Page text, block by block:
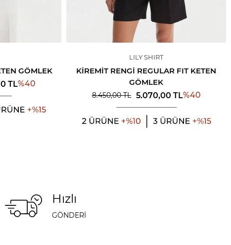
GÖMLEK
TL%40
LILY SHIRT
KIREMIT RENGI REGULAR FIT KETEN
GÖMLEK
8.450,00TL 5.070,00 TL%40
Hızlı
GÖNDERİ